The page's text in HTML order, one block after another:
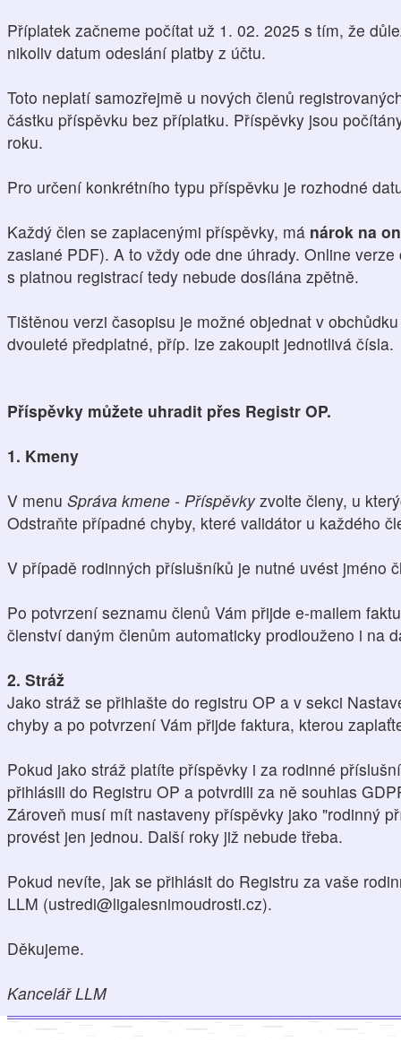
Příplatek začneme počítat už 1. 02. 2025 s tím, že
nikoliv datum odeslání platby z účtu.
Toto neplatí samozřejmě u nových členů
částku příspěvku bez příplatku. Příspěvky jsou
roku.
Pro určení konkrétního typu příspěvku je rozhodné
Každý člen se zaplacenými příspěvky, má nárok na
zaslané PDF). A to vždy ode dne úhrady. Online
s platnou registrací tedy nebude dosílána zpětně.
Tištěnou verzi časopisu je možné objednat v
dvouleté předplatné, příp. lze zakoupit jednotlivá čísla.
Příspěvky můžete uhradit přes Registr OP.
1. Kmeny
V menu Správa kmene - Příspěvkyzvolte členy, u
Odstraňte případné chyby, které validátor u každého
V případě rodinných příslušníků je nutné uvést jméno
Po potvrzení seznamu členů Vám přijde e-mailem
členství daným členům automaticky prodlouženo i na
2. Stráž
Jako stráž se přihlašte do registru OP a v sekci
chyby a po potvrzení Vám přijde faktura, kterou
Pokud jako stráž platíte příspěvky i za rodinné
přihlásili do Registru OP a potvrdili za ně souhlas
Zároveň musí mít nastaveny příspěvky jako "rodinný
provést jen jednou. Další roky již nebude třeba.
Pokud nevíte, jak se přihlásit do Registru za vaše
LLM (ustredi@ligalesnimoudrosti.cz).
Děkujeme.
Kancelář LLM